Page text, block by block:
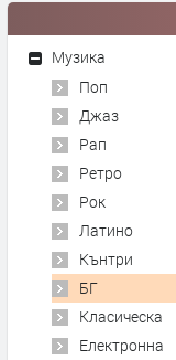
Музика
Поп
Джаз
Рап
Ретро
Рок
Латино
Кънтри
БГ
Класическа
Електронна